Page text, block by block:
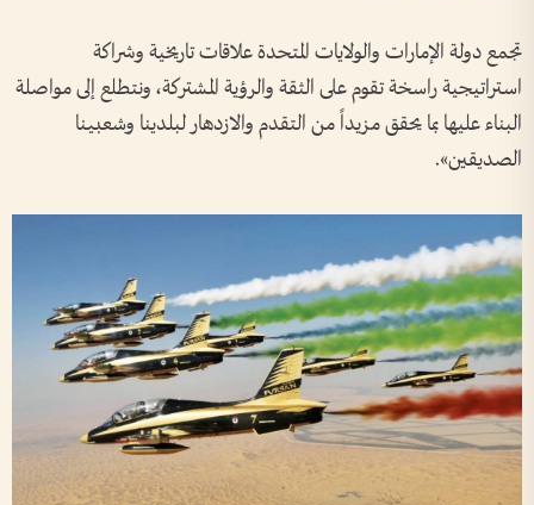
تجمع دولة الإمارات والولايات المتحدة علاقات تاريخية وشراكة
استراتيجية راسخة تقوم على الثقة والرؤية المشتركة، ونتطلع إلى مواصلة
البناء عليها بما يحقق مزيداً من التقدم والازدهار لبلدينا وشعبينا
الصديقين».